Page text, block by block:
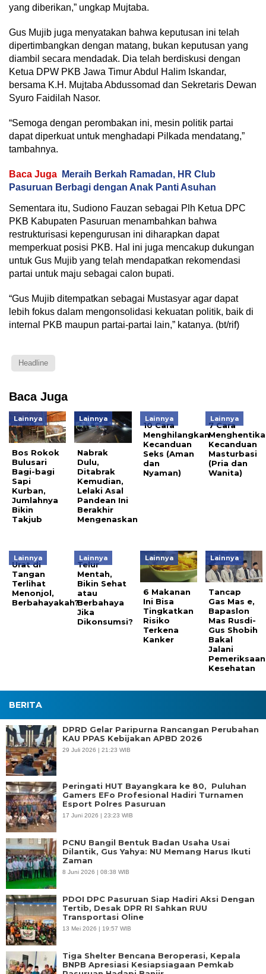
yang diberikan,” ungkap Mujtaba.
Gus Mujib juga menyatakan bahwa keputusan ini telah
dipertimbangkan dengan matang, bukan keputusan yang
diambil secara mendadak. Dia telah berdiskusi dengan
Ketua DPW PKB Jawa Timur Abdul Halim Iskandar,
bersama K.H. Mujtaba Abdussomad dan Sekretaris Dewan
Syuro Faidilah Nasor.
“Semoga dengan perombakan ini, mesin politik partai
dapat diperkuat untuk menghadapi Pilkada mendatang,”
tambahnya.
Baca Juga
Meraih Berkah Ramadan, HR Club
Pasuruan Berbagi dengan Anak Panti Asuhan
Sementara itu, Sudiono Fauzan sebagai Plh Ketua DPC
PKB Kabupaten Pasuruan menambahkan bahwa
restrukturisasi kepengurusan ini diharapkan dapat
memperkuat posisi PKB. Hal ini juga mencakup dukungan
untuk Gus Mujib yang telah mendapatkan rekomendasi
partai untuk maju sebagai calon bupati.
“Gus Mujib ditempatkan sebagai Mustasyar agar dapat
lebih fokus dalam mengonsolidasi kekuatan politik, baik di
internal PKB maupun partai-partai lain,” katanya. (bt/rif)
Headline
Baca Juga
Lainnya
Bos Rokok
Bulusari
Bagi-bagi
Sapi
Kurban,
Jumlahnya
Bikin
Takjub
Lainnya
Nabrak
Dulu,
Ditabrak
Kemudian,
Lelaki Asal
Pandean Ini
Berakhir
Mengenaskan
Lainnya
10 Cara
Menghilangkan
Kecanduan
Seks (Aman
dan
Nyaman)
Lainnya
7 Cara
Kecanduan
Masturbasi
(Pria dan
Wanita)
Lainnya
Urat di
Tangan
Terlihat
Menonjol,
Berbahayakah?
Lainnya
Telur
Mentah,
Bikin Sehat
atau
Berbahaya
Jika
Dikonsumsi?
Lainnya
6 Makanan
Ini Bisa
Tingkatkan
Risiko
Terkena
Kanker
Lainnya
Tancap
Gas Mas e,
Bapaslon
Mas Rusdi-
Gus Shobih
Bakal
Jalani
Pemeriksaan
Kesehatan
BERITA
DPRD Gelar Paripurna Rancangan Perubahan
KAU PPAS Kebijakan APBD 2026
29 Juli 2026 | 21:23 WIB
Peringati HUT Bayangkara ke 80, Puluhan
Gamers EFo Profesional Hadiri Turnamen
Esport Polres Pasuruan
17 Juni 2026 | 23:23 WIB
PCNU Bangil Bentuk Badan Usaha Usai
Dilantik, Gus Yahya: NU Memang Harus Ikuti
Zaman
8 Juni 2026 | 08:38 WIB
PDOI DPC Pasuruan Siap Hadiri Aksi Dengan
Tertib, Desak DPR RI Sahkan RUU
Transportasi Oline
13 Mei 2026 | 19:57 WIB
Tiga Shelter Bencana Beroperasi, Kepala
BNPB Apresiasi Kesiapsiagaan Pemkab